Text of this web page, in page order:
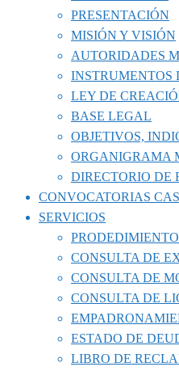
PRESENTACIÓN
MISIÓN Y VISIÓN
AUTORIDADES
INSTRUMENTOS
LEY DE
BASE LEGAL
OBJETIVOS,
ORGANIGRAMA
DIRECTORIO DE
CONVOCATORIAS CAS
SERVICIOS
CONSULTA DE
CONSULTA DE
CONSULTA DE
ESTADO DE
LIBRO DE